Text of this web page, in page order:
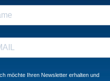
möchte Ihren Newsletter erhalten und